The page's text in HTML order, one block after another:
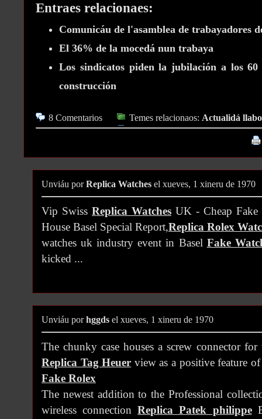
Entraes relacionaes:
Comunicáu de l'asamblea de trabayadores
El 36% de la mocedá nun trabaya
Los sindicatos piden la jubilación a los
construcción
8 Comentarios Temes relacionaos: Actualidá
Unviáu porReplica Watches el xueves, 1 xineru de 1970
Vip Swiss Replica Watches UK - Cheap Fake
House Basel Special Report,Replica Rolex
watches uk industry event in Basel Fake
kicked ...
Unviáu porhggds el xueves, 1 xineru de 1970
The chunky case houses a screw connector for
Replica Tag Heuer view as a positive feature
Fake Rolex
The newest addition to the Professional
wireless connectionReplica Patek philippe